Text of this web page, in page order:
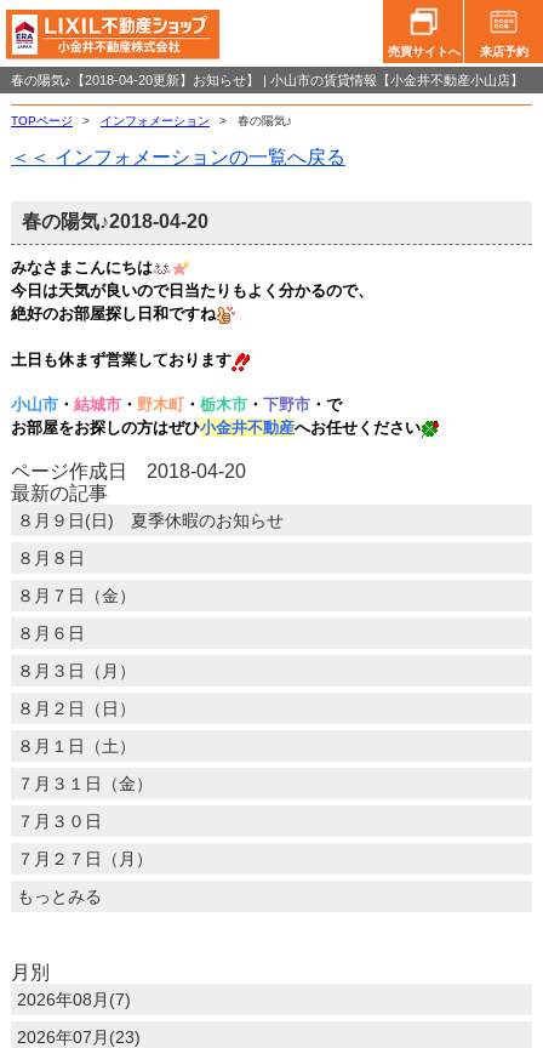
売買サイトへ 来店予約
春の陽気♪【2018-04-20更新】お知らせ】 | 小山市の賃貸情報【小金井不動産小山店】
TOPページ > インフォメーション > 春の陽気♪
＜＜ インフォメーションの一覧へ戻る
春の陽気♪2018-04-20
みなさまこんにちは
今日は天気が良いので日当たりもよく分かるので、
絶好のお部屋探し日和ですね
土日も休まず営業しております
小山市・ 結城市・ 野木町・ 栃木市・ 下野市・で
お部屋をお探しの方はぜひ小金井不動産へお任せく ださ い
ページ作成日 2018-04-20
最新の記事
８月９日(日) 夏季休暇のお知らせ
８月８日
８月７日（金）
８月６日
８月３日（月）
８月２日（日）
８月１日（土）
７月３１日（金）
７月３０日
７月２７日（月）
もっとみる
月別
2026年08月(7)
2026年07月(23)